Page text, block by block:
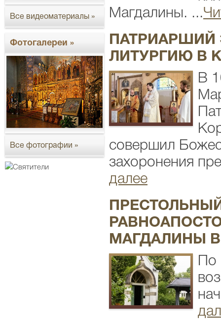
Все видеоматериалы »
Фотогалереи »
Все фотографии »
Магдалины. ...
ЛИТУРГИЮ В
В
совершил
захоронения
далее
МАГДАЛИНЫ